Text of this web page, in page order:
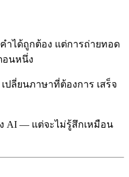
ำได้ถูกต้อง แต่การถ่ายทอด
อนหนึ่ง
ลี่ยนภาษาที่ต้องการ เสร็จ
AI — แต่จะไม่รู้สึกเหมือน